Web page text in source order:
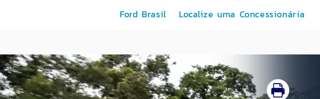
Ford Brasil Localize uma Concessionária